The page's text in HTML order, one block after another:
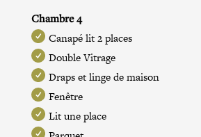
Chambre 4
Canapé lit 2 places
Double Vitrage
Draps et linge de maison
Fenêtre
Lit une place